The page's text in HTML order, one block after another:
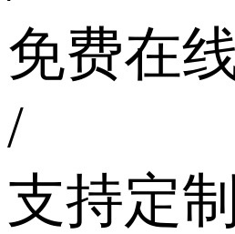
免费在
/
支持定